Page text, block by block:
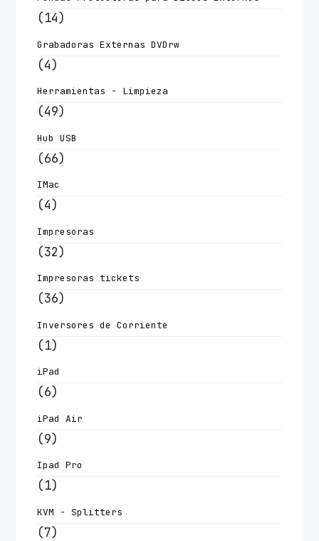
(14)
Grabadoras Externas DVDrw
(4)
Herramientas - Limpieza
(49)
Hub USB
(66)
IMac
(4)
Impresoras
(32)
Impresoras tickets
(36)
Inversores de Corriente
(1)
iPad
(6)
iPad Air
(9)
Ipad Pro
(1)
KVM - Splitters
(7)